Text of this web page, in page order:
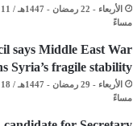
مساءً
says Middle East War
Syria’s fragile stability
مساءً